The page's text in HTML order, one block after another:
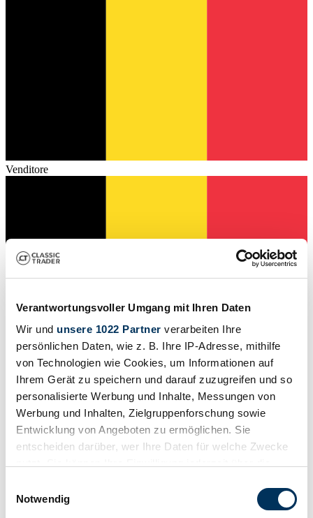
Verantwortungsvoller Umgang mit Ihren Daten
Wir und unsere 1022 Partner verarbeiten Ihre
persönlichen Daten, wie z. B. Ihre IP-Adresse, mithilfe
von Technologien wie Cookies, um Informationen auf
Ihrem Gerät zu speichern und darauf zuzugreifen und so
personalisierte Werbung und Inhalte, Messungen von
Werbung und Inhalten, Zielgruppenforschung sowie
Entwicklung von Angeboten zu ermöglichen. Sie
entscheiden darüber, wer Ihre Daten für welche Zwecke
Trigger Symbol ändern oder widerrufen
Notwendig
Venditore
Venditore
L'inserzione è scaduta